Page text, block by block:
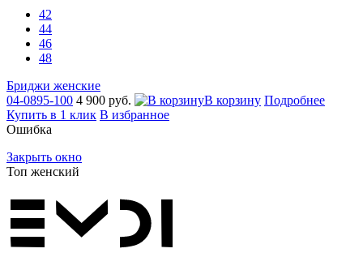
42
44
46
48
Бриджи женские
04-0895-100 4 900 руб. В корзину Подробнее
Купить в 1 клик В избранное
Ошибка
Закрыть окно
Топ женский